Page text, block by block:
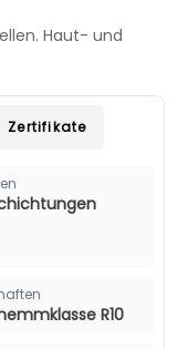
Haut- und
Zertifikate
R10